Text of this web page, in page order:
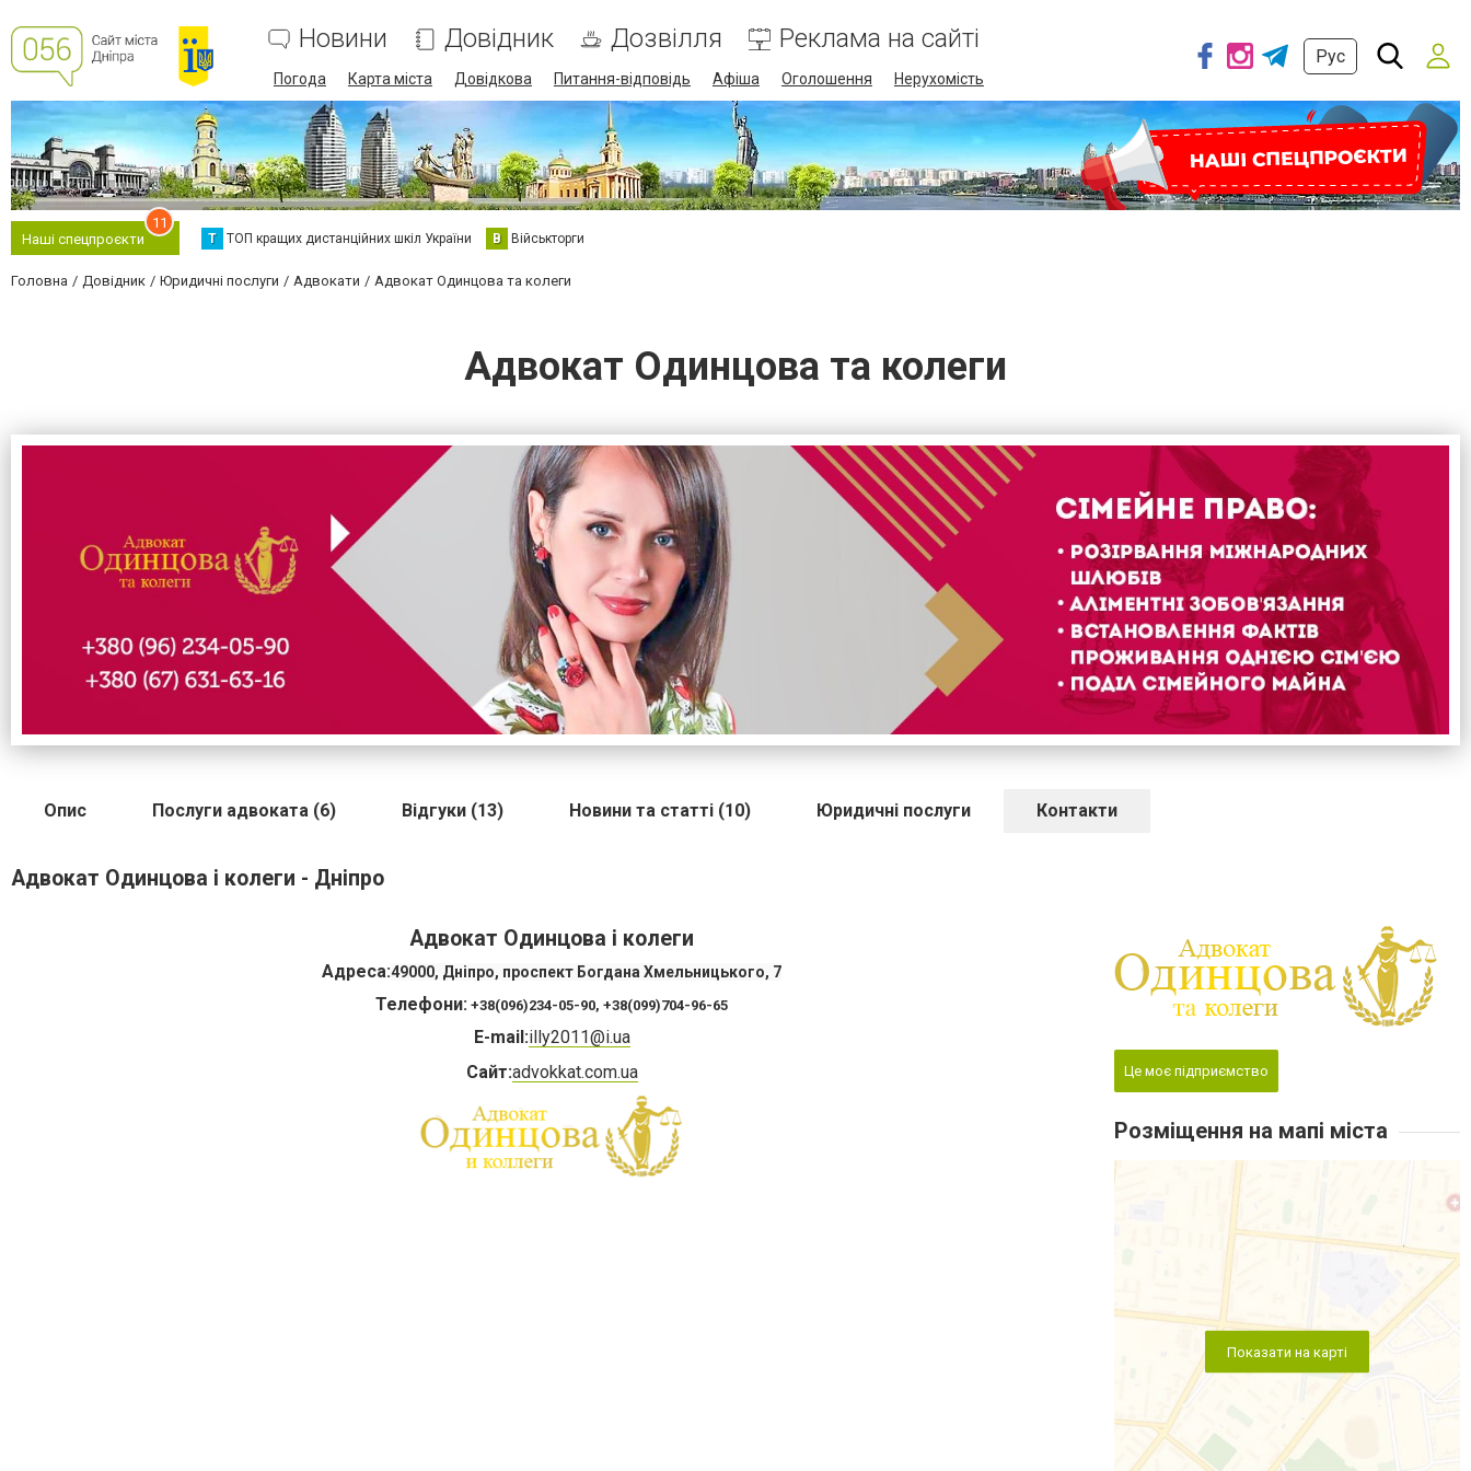
Новини Довідник Дозвілля Реклама на сайті
Погода Карта міста Довідкова Питання-відповідь Афіша Оголошення Нерухомість
Рус
Наші спецпроєкти
11
Т ТОП кращих дистанційних шкіл України В Військторги
Головна Довідник Юридичні послуги Адвокати Адвокат Одинцова та колеги
Адвокат Одинцова та колеги
Опис Послуги адвоката (6) Відгуки (13) Новини та статті (10) Юридичні послуги Контакти
Адвокат Одинцова і колеги - Дніпро
Адвокат Одинцова і колеги
Адреса:49000, Дніпро, проспект Богдана Хмельницького, 7
Телефони: +38(096)234-05-90, +38(099)704-96-65
E-mail:illy2011@i.ua
Сайт:advokkat.com.ua Це моє підприємство
Розміщення на мапі міста
Показати на карті